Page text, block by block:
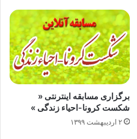
برگزاری مسابقه اینترنتی «
شکست کرونا-احیاء زندگی »
۲ اردیبهشت ۱۳۹۹